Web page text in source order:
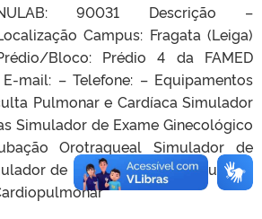
90031 Descrição –
Campus: Fragata (Leiga)
Bloco: Prédio 4 da FAMED
mail: – Telefone: – Equipamentos
Pulmonar e Cardíaca Simulador
Simulador de Exame Ginecológico
Orotraqueal Simulador de
de Punção Venosa Simulador